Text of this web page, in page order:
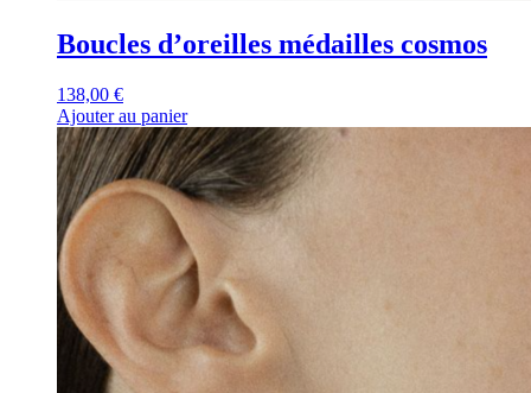
Boucles d’oreilles médailles cosmos
138,00 €
Ajouter au panier